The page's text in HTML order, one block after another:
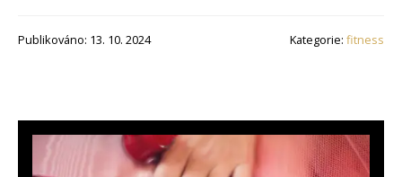
Publikováno: 13. 10. 2024 Kategorie: fitness